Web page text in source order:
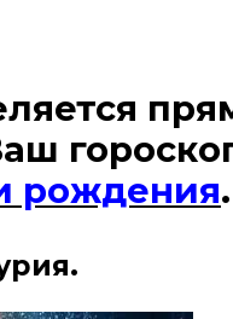
рождения.